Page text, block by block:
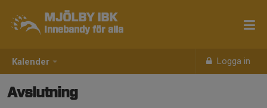
Kalender Logga in
MJÖLBY IBK
Innebandy för alla
Avslutning